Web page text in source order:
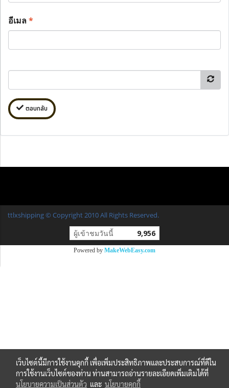
อีเมล*
ตอบกลับ
ttlxshipping © Copyright 2010 All Rights Reserved.
ผู้เข้าชมวันนี้ 9,956
Powered by MakeWebEasy.com
เว็บไซต์นี้มีการใช้งานคุกกี้ เพื่อเพิ่มประสิทธิภาพและประสบการณ์ที่ดีใน
การใช้งานเว็บไซต์ของท่าน ท่านสามารถอ่านรายละเอียดเพิ่มเติมได้ที่
นโยบายความเป็นส่วนตัว และ นโยบายคุกกี้